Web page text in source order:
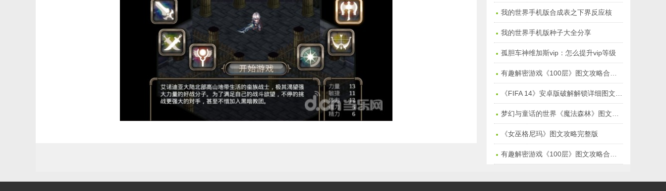
我的世界手机版合成表之下界反应核
我的世界手机版种子大全分享
孤胆车神维加斯vip：怎么提升vip等级
《女巫格尼玛》图文攻略完整版